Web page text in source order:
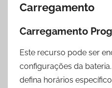
Carregamento
Carregamento
Este recurso pode ser
configurações da
defina horários